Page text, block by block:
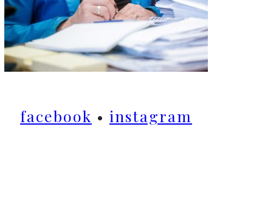
facebook • instagram